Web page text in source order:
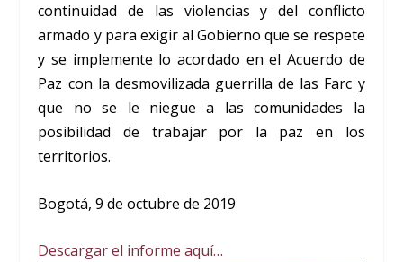
continuidad de las violencias y del conflicto
armado y para exigir al Gobierno que se respete
y se implemente lo acordado en el Acuerdo de
Paz con la desmovilizada guerrilla de las Farc y
que no se le niegue a las comunidades la
posibilidad de trabajar por la paz en los
territorios.
Bogotá, 9 de octubre de 2019
Descargar el informe aquí…